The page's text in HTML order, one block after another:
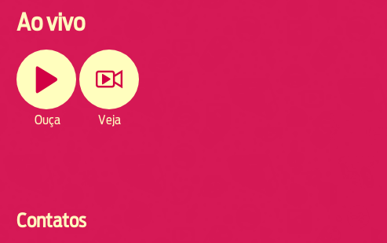
Ao vivo
Ouça Veja
Contatos